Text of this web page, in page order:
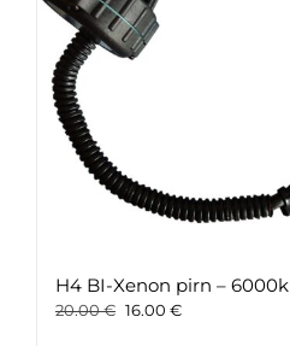
H4 BI-Xenon pirn – 6000k
20.00€ Original
16.00 €Current